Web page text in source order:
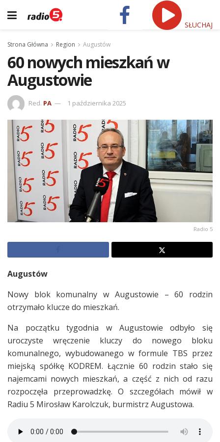
SŁUCHAJ
Strona Główna Region Augustów
60 nowych mieszkań w
Augustowie
Red. PA 1 października 2025
Radio 5
Augustów
Nowy blok komunalny w Augustowie – 60 rodzin
otrzymało klucze do mieszkań.
Na początku tygodnia w Augustowie odbyło się
uroczyste wręczenie kluczy do nowego bloku
komunalnego, wybudowanego w formule TBS przez
miejską spółkę KODREM. Łącznie 60 rodzin stało się
najemcami nowych mieszkań, a część z nich od razu
rozpoczęła przeprowadzkę. O szczegółach mówił w
Radiu 5 Mirosław Karolczuk, burmistrz Augustowa.